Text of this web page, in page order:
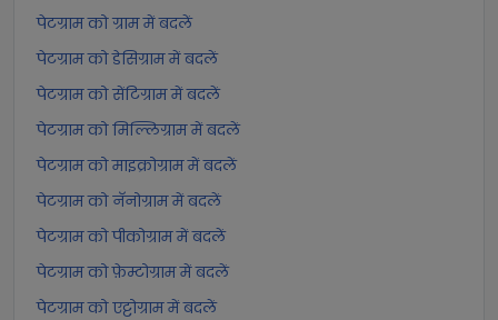
पेटग्राम को ग्राम में बदलें
पेटग्राम को डेसिग्राम में बदलें
पेटग्राम को सेंटिग्राम में बदलें
पेटग्राम को मिल्लिग्राम में बदलें
पेटग्राम को माइक्रोग्राम में बदलें
पेटग्राम को नॅनोग्राम में बदलें
पेटग्राम को पीकोग्राम में बदलें
पेटग्राम को फ़ेम्टोग्राम में बदलें
पेटग्राम को एट्टोग्राम में बदलें